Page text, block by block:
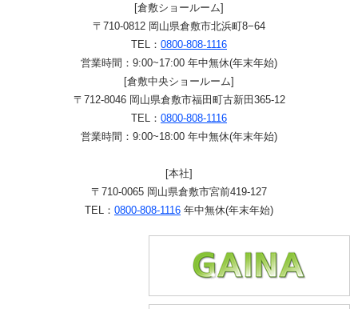
[倉敷ショールーム]
〒710-0812 岡山県倉敷市北浜町8−64
TEL： 0800-808-1116
営業時間：9:00~17:00 年中無休(年末年始)
[倉敷中央ショールーム]
〒712-8046 岡山県倉敷市福田町古新田365-12
TEL： 0800-808-1116
営業時間：9:00~18:00 年中無休(年末年始)
[本社]
〒710-0065 岡山県倉敷市宮前419-127
TEL： 0800-808-1116 年中無休(年末年始)